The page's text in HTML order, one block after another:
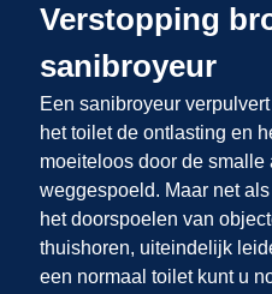
Verstopping
sanibroyeur
Een sanibroyeur
het toilet de ontlasting en
moeiteloos door de smalle
weggespoeld. Maar net
het doorspoelen van
thuishoren, uiteindelijk
een normaal toilet kunt u